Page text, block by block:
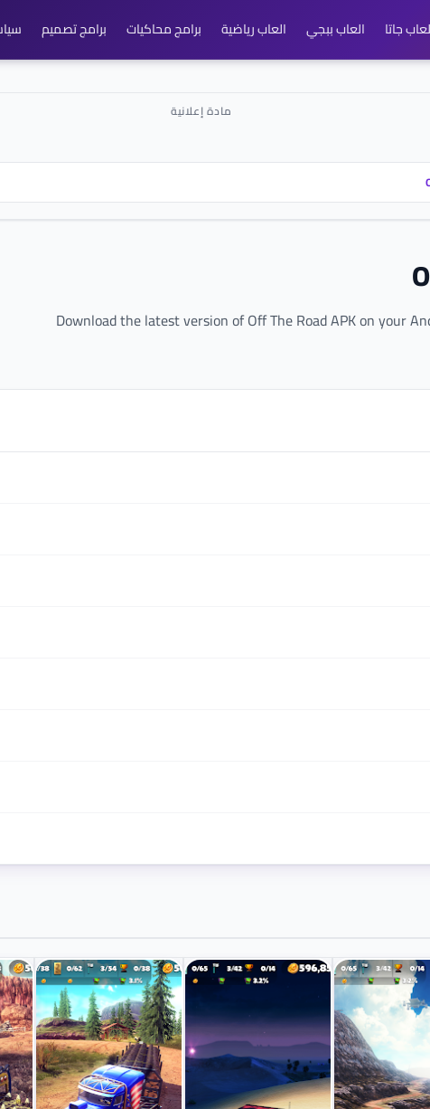
جاتا العاب ببجي العاب رياضية برامج محاكيات برامج تصميم
Download the latest version of Off The Road APK on your